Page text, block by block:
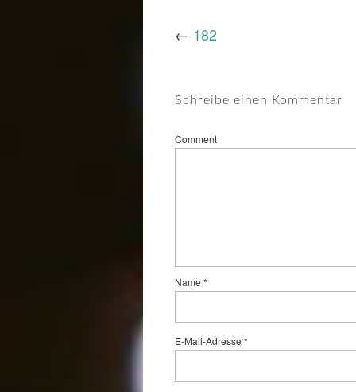
← 182
Schreibe einen Kommentar
Comment
Name *
E-Mail-Adresse *